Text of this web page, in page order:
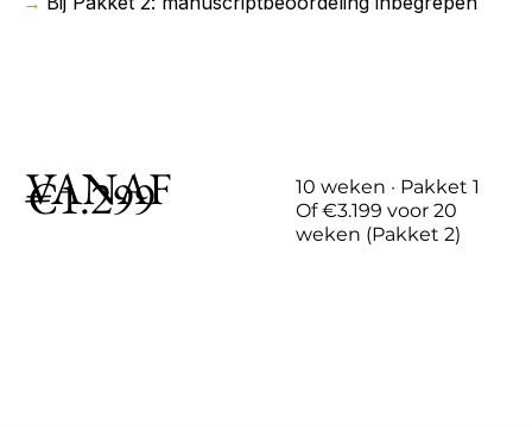
VANAF
€1.299
10 weken · Pakket 1
Of €3.199 voor 20
weken (Pakket 2)